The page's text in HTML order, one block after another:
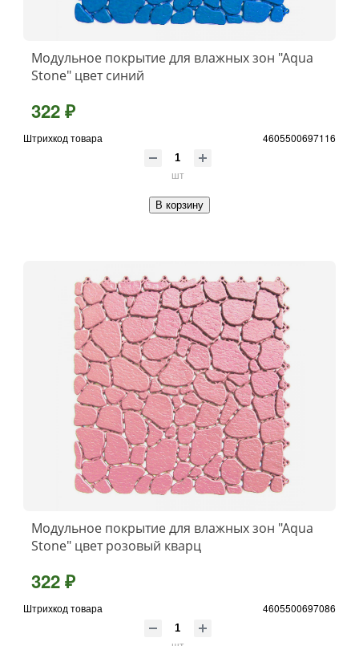
Модульное покрытие для влажных зон "Aqua
Stone" цвет синий
322 ₽
Штрихкод товара 4605500697116
шт
В корзину
Модульное покрытие для влажных зон "Aqua
Stone" цвет розовый кварц
322 ₽
Штрихкод товара 4605500697086